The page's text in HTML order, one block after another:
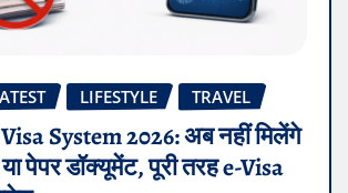
LIFESTYLE TRAVEL
System 2026: अब नहीं मिलेंगे
पेपर डॉक्यूमेंट, पूरी तरह e-Visa